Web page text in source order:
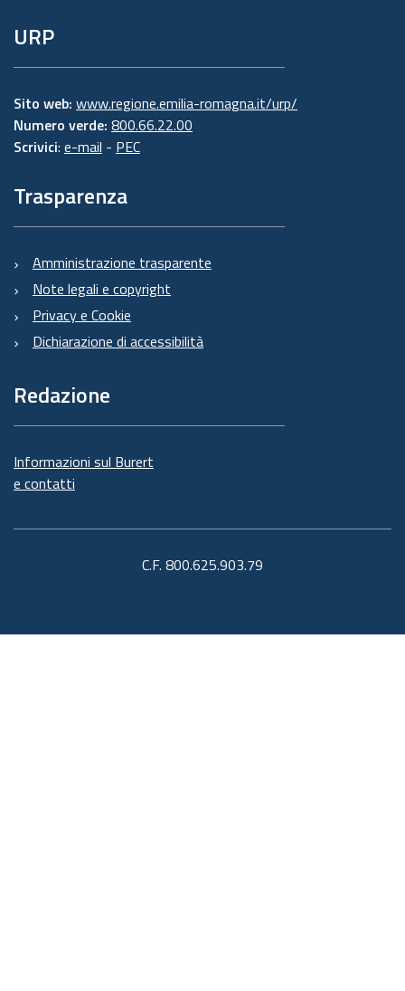
URP
Sito web: www.regione.emilia-romagna.it/urp/
Numero verde: 800.66.22.00
Scrivici: e-mail - PEC
Trasparenza
Amministrazione trasparente
Note legali e copyright
Privacy e Cookie
Dichiarazione di accessibilità
Redazione
Informazioni sul Burert
e contatti
C.F. 800.625.903.79